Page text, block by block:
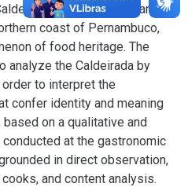
de Itapissuma, an
coast of Pernambuco,
of food heritage. The
analyze the Caldeirada by
to interpret the
confer identity and meaning
on a qualitative and
at the gastronomic
in direct observation,
and content analysis.